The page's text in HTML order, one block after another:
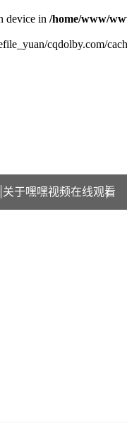
device in /home/www/
cqdolby.com/
关于嘿嘿视频在线观看